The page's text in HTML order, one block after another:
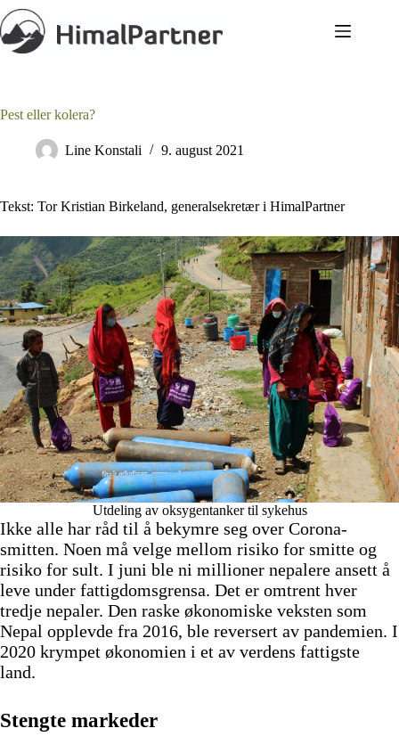
Hopp
til
innholdet
Pest eller kolera?
Line Konstali 9. august 2021
Tekst: Tor Kristian Birkeland, generalsekretær i HimalPartner
Utdeling av oksygentanker til sykehus
Ikke alle har råd til å bekymre seg over Corona-
smitten. Noen må velge mellom risiko for smitte og
risiko for sult. I juni ble ni millioner nepalere ansett å
leve under fattigdomsgrensa. Det er omtrent hver
tredje nepaler. Den raske økonomiske veksten som
Nepal opplevde fra 2016, ble reversert av pandemien. I
2020 krympet økonomien i et av verdens fattigste
land.
Stengte markeder